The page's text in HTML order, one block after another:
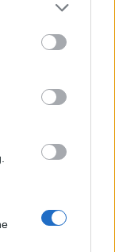
social
stati
avere un
o scioccante